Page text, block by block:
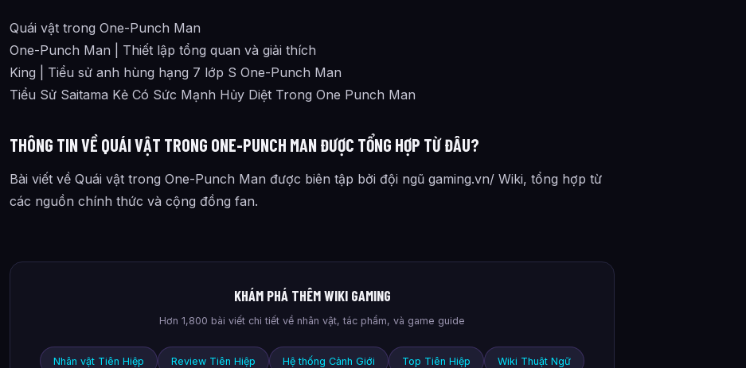
Quái vật trong One-Punch Man
One-Punch Man | Thiết lập tổng quan và giải thích
King | Tiểu sử anh hùng hạng 7 lớp S One-Punch Man
Tiểu Sử Saitama Kẻ Có Sức Mạnh Hủy Diệt Trong One Punch Man
THÔNG TIN VỀ QUÁI VẬT TRONG ONE-PUNCH MAN ĐƯỢC TỔNG HỢP TỪ ĐÂU?
Bài viết về Quái vật trong One-Punch Man được biên tập bởi đội ngũ gaming.vn/ Wiki, tổng hợp từ
các nguồn chính thức và cộng đồng fan.
KHÁM PHÁ THÊM WIKI GAMING
Hơn 1,800 bài viết chi tiết về nhân vật, tác phẩm, và game guide
Nhân vật Tiên Hiệp Review Tiên Hiệp Hệ thống Cảnh Giới Top Tiên Hiệp Wiki Thuật Ngữ